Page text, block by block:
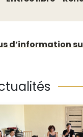
d’information